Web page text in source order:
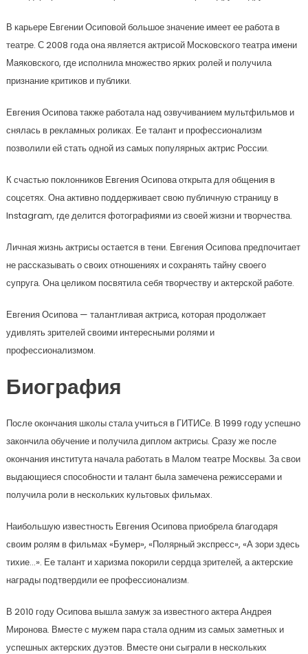
В карьере Евгении Осиповой большое значение имеет ее работа в
театре. С 2008 года она является актрисой Московского театра имени
Маяковского, где исполнила множество ярких ролей и получила
признание критиков и публики.
Евгения Осипова также работала над озвучиванием мультфильмов и
снялась в рекламных роликах. Ее талант и профессионализм
позволили ей стать одной из самых популярных актрис России.
К счастью поклонников Евгения Осипова открыта для общения в
соцсетях. Она активно поддерживает свою публичную страницу в
Instagram, где делится фотографиями из своей жизни и творчества.
Личная жизнь актрисы остается в тени. Евгения Осипова предпочитает
не рассказывать о своих отношениях и сохранять тайну своего
супруга. Она целиком посвятила себя творчеству и актерской работе.
Евгения Осипова — талантливая актриса, которая продолжает
удивлять зрителей своими интересными ролями и
профессионализмом.
Биография
После окончания школы стала учиться в ГИТИСе. В 1999 году успешно
закончила обучение и получила диплом актрисы. Сразу же после
окончания института начала работать в Малом театре Москвы. За свои
выдающиеся способности и талант была замечена режиссерами и
получила роли в нескольких культовых фильмах.
Наибольшую известность Евгения Осипова приобрела благодаря
своим ролям в фильмах «Бумер», «Полярный экспресс», «А зори здесь
тихие…». Ее талант и харизма покорили сердца зрителей, а актерские
награды подтвердили ее профессионализм.
В 2010 году Осипова вышла замуж за известного актера Андрея
Миронова. Вместе с мужем пара стала одним из самых заметных и
успешных актерских дуэтов. Вместе они сыграли в нескольких